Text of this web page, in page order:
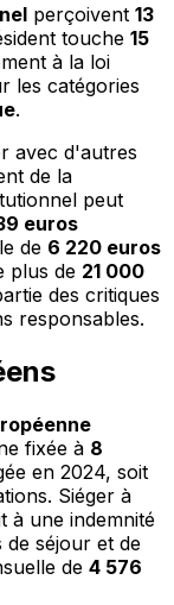
perçoivent 13
touche 15
à la loi
les catégories
.
avec d'autres
de la
peut
euros
de 6 220 euros
plus de 21 000
des critiques
responsables.
fixée à 8
en 2024, soit
Siéger à
à une indemnité
séjour et de
de 4 576